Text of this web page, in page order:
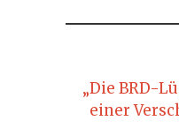
„Die BRD-Lüge!“ – Demontage
einer